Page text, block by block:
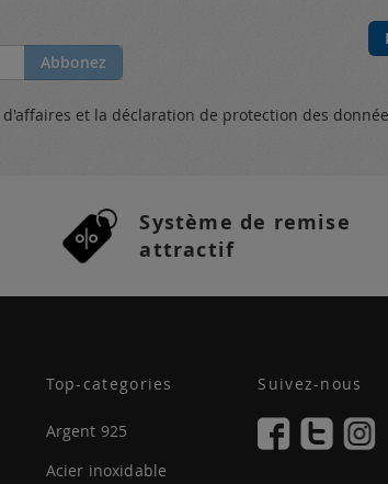
Abbonez
d'affaires et la déclaration de protection des
Système de remise
attractif
Top-categories
Argent 925
Acier inoxidable
Suivez-nous